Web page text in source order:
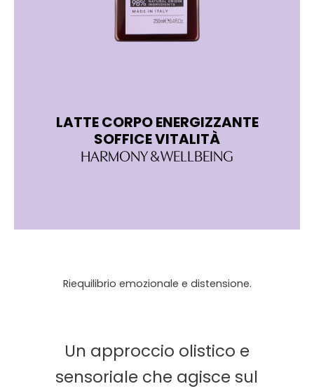
LATTE CORPO ENERGIZZANTE
SOFFICE VITALITÀ
HARMONY & WELLBEING
Riequilibrio emozionale e distensione.
Un approccio olistico e
sensoriale che agisce sul